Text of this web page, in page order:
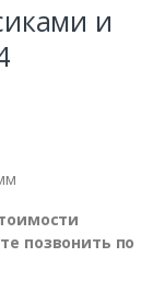
и
позвонить по